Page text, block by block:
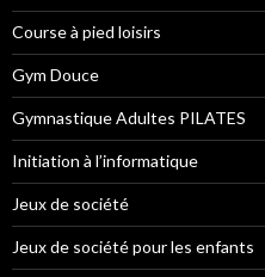
Course à pied loisirs
Gym Douce
Gymnastique Adultes PILATES
Initiation à l’informatique
Jeux de société
Jeux de société pour les enfants